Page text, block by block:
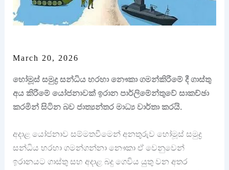
March 20, 2026
හෝමූස් සමුද්‍ර සන්ධිය හරහා නෞකා ගමන්කිරීමේ දී ගාස්තු
අය කිරීමේ යෝජනාවක් ඉරාන පාර්ලිමේන්තුවේ සාකච්ඡා
කරමින් සිටින බව ජාත්‍යන්තර මාධ්‍ය වාර්තා කරයි.
අදාළ යෝජනාව සම්මතවීමෙන් අනතුරුව හෝමූස් සමුද්‍ර
සන්ධිය හරහා ගමන්ගන්නා නෞකා ඒ වෙනුවෙන්
ඉරානයට ගාස්තු සහ අදාළ බදු ගෙවිය යුතු වන අතර